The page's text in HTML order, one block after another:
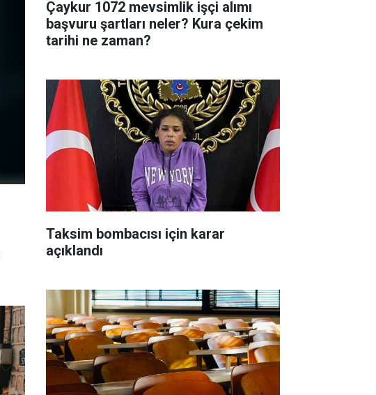
Çaykur 1072 mevsimlik işçi alımı
başvuru şartları neler? Kura çekim
tarihi ne zaman?
Taksim bombacısı için karar
açıklandı